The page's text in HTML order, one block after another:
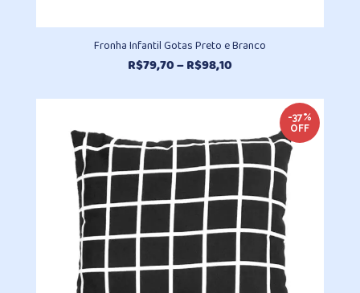
Fronha Infantil Gotas Preto e Branco
R$79,70–R$98,10Faixa
preço:
através
R$98,10
-37%
OFF